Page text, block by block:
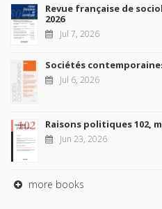
Revue française de
2026
Jul 7, 2026
Sociétés contemporaines
Jul 6, 2026
Raisons politiques 102,
Jun 23, 2026
more books